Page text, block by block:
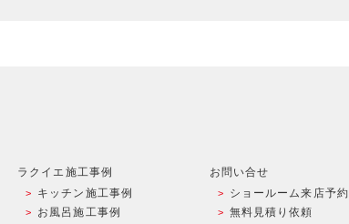
ラクイエ施工事例
キッチン施工事例
お風呂施工事例
お問い合せ
ショールーム来店予約
無料見積り依頼